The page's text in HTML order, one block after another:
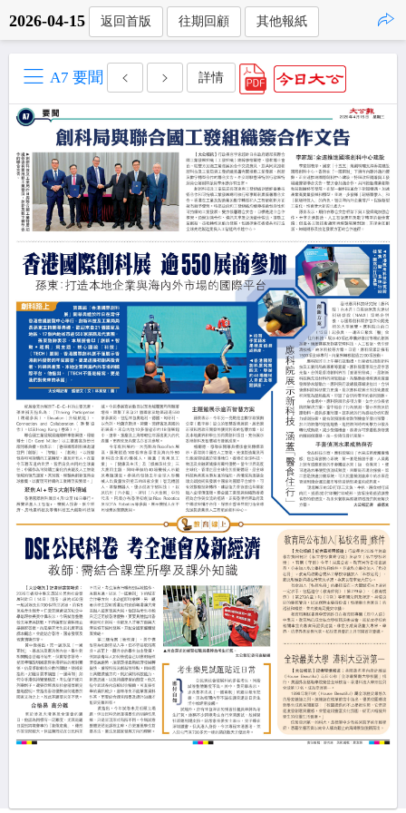
2026-04-15 返回首版 往期回顧 其他報紙
A7 要聞 詳情